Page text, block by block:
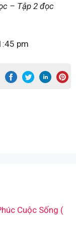
– Tập 2 đọc
pm
Cuộc Sống (